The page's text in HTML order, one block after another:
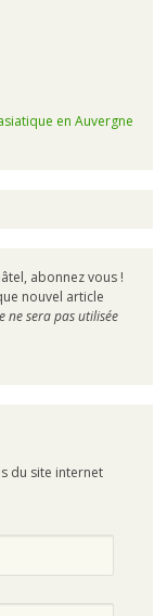
en Auvergne
abonnez vous !
nouvel article
ne sera pas utilisée
du site internet